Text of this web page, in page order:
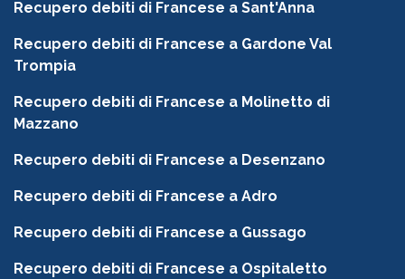
Recupero debiti di Francese a Sant'Anna
Recupero debiti di Francese a Gardone Val
Trompia
Recupero debiti di Francese a Molinetto di
Mazzano
Recupero debiti di Francese a Desenzano
Recupero debiti di Francese a Adro
Recupero debiti di Francese a Gussago
Recupero debiti di Francese a Ospitaletto